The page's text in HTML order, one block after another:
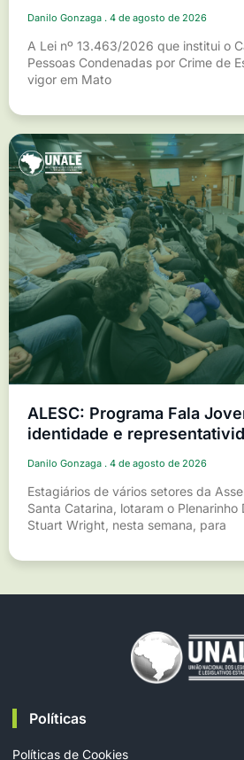
Danilo Gonzaga 4 de agosto de 2026
A Lei nº 13.463/2026 que institui o
Pessoas Condenadas por Crime de
vigor em Mato
ALESC: Programa Fala
identidade e
Danilo Gonzaga 4 de agosto de 2026
Estagiários de vários setores da
Santa Catarina, lotaram o Plenarinho
Stuart Wright, nesta semana, para
Políticas
Políticas de Cookies